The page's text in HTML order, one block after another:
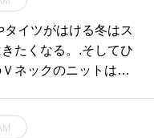
タイツがはける冬はス
たくなる。.そしてひ
ネックのニットは気
ちらからどうぞ@ha